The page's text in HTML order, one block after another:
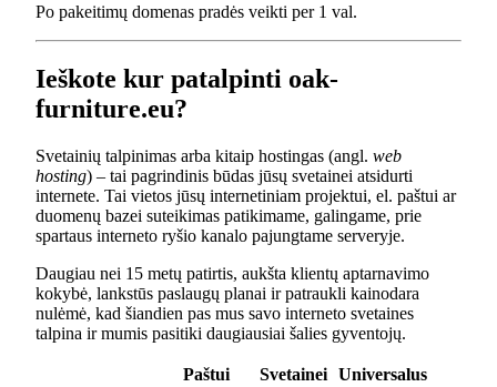
Po pakeitimų domenas pradės veikti per 1 val.
Ieškote kur patalpinti oak-
furniture.eu?
Svetainių talpinimas arba kitaip hostingas (angl. web
hosting) – tai pagrindinis būdas jūsų svetainei atsidurti
internete. Tai vietos jūsų internetiniam projektui, el. paštui ar
duomenų bazei suteikimas patikimame, galingame, prie
spartaus interneto ryšio kanalo pajungtame serveryje.
Daugiau nei 15 metų patirtis, aukšta klientų aptarnavimo
kokybė, lankstūs paslaugų planai ir patraukli kainodara
nulėmė, kad šiandien pas mus savo interneto svetaines
talpina ir mumis pasitiki daugiausiai šalies gyventojų.
Paštui Svetainei
Universalus